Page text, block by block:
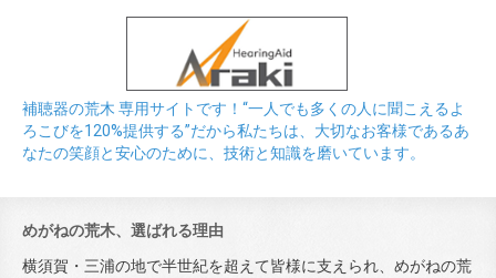
補聴器の荒木 専用サイトです！“一人でも多くの人に聞こえるよ
ろこびを120%提供する”だから私たちは、大切なお客様であるあ
なたの笑顔と安心のために、技術と知識を磨いています。
めがねの荒木、選ばれる理由
横須賀・三浦の地で半世紀を超えて皆様に支えられ、めがねの荒